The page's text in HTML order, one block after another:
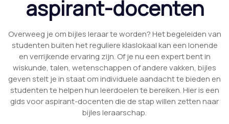
aspirant-docenten
Overweeg je om bijles leraar te worden? Het begeleiden van
studenten buiten het reguliere klaslokaal kan een lonende
en verrijkende ervaring zijn. Of je nu een expert bent in
wiskunde, talen, wetenschappen of andere vakken, bijles
geven stelt je in staat om individuele aandacht te bieden en
studenten te helpen hun leerdoelen te bereiken. Hier is een
gids voor aspirant-docenten die de stap willen zetten naar
bijles leraarschap.